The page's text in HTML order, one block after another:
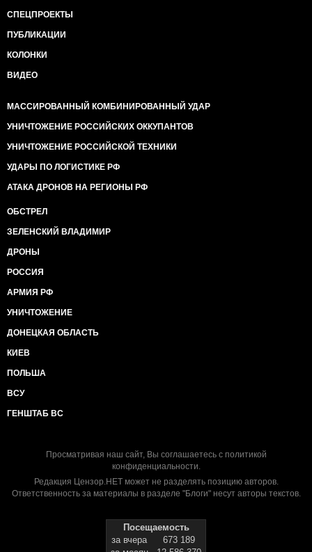
СПЕЦПРОЕКТЫ
ПУБЛИКАЦИИ
КОЛОНКИ
ВИДЕО
МАССИРОВАННЫЙ КОМБИНИРОВАННЫЙ УДАР
УНИЧТОЖЕНИЕ РОССИЙСКИХ ОККУПАНТОВ
УНИЧТОЖЕНИЕ РОССИЙСКОЙ ТЕХНИКИ
УДАРЫ ПО ЛОГИСТИКЕ РФ
АТАКА ДРОНОВ НА РЕГИОНЫ РФ
ОБСТРЕЛ
ЗЕЛЕНСКИЙ ВЛАДИМИР
ДРОНЫ
РОССИЯ
АРМИЯ РФ
УНИЧТОЖЕНИЕ
ДОНЕЦКАЯ ОБЛАСТЬ
КИЕВ
ПОЛЬША
ВСУ
ГЕНШТАБ ВС
Просматривая наш сайт, Вы соглашаетесь с политикой
конфиденциальности.
Редакция Цензор.НЕТ может не разделять позицию авторов.
Ответственность за материалы в разделе "Блоги" несут авторы текстов.
Посещаемость
за вчера
673 189